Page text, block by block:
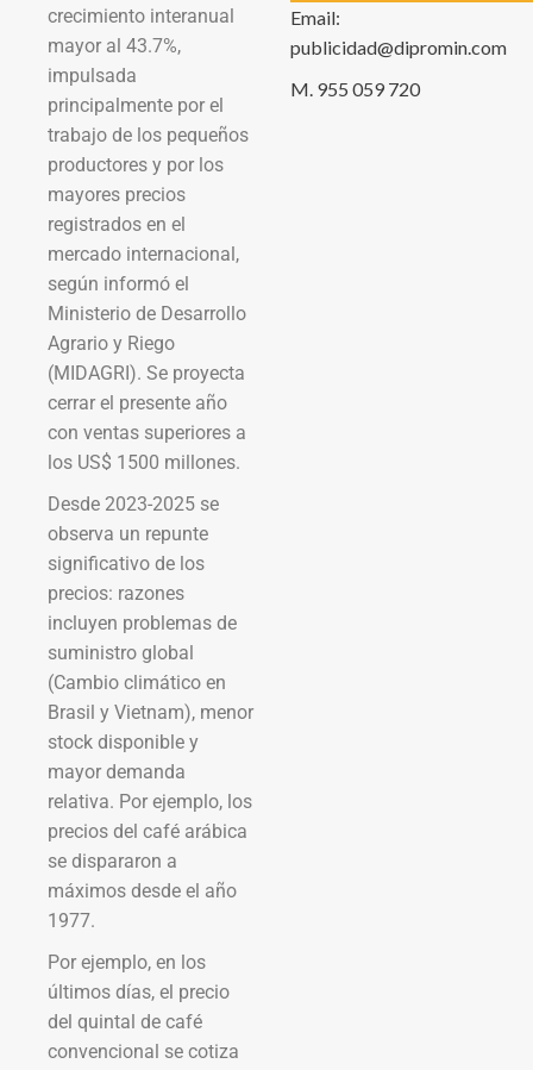
crecimiento interanual
mayor al 43.7%,
impulsada
principalmente por el
trabajo de los pequeños
productores y por los
mayores precios
registrados en el
mercado internacional,
según informó el
Ministerio de Desarrollo
Agrario y Riego
(MIDAGRI). Se proyecta
cerrar el presente año
con ventas superiores a
los US$ 1500 millones.
Desde 2023-2025 se
observa un repunte
significativo de los
precios: razones
incluyen problemas de
suministro global
(Cambio climático en
Brasil y Vietnam), menor
stock disponible y
mayor demanda
relativa. Por ejemplo, los
precios del café arábica
se dispararon a
máximos desde el año
1977.
Por ejemplo, en los
últimos días, el precio
del quintal de café
convencional se cotiza
Email:
publicidad@dipromin.com
M. 955 059 720